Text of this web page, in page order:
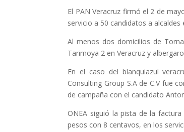
El PAN Veracruz firmó el 2 de
servicio a 50 candidatos a
Al menos dos domicilios de
Tarimoya 2 en Veracruz y
En el caso del blanquiazul
Consulting Group S.A de C.V fue
de campaña con el candidato
ONEA siguió la pista de la
pesos con 8 centavos, en los